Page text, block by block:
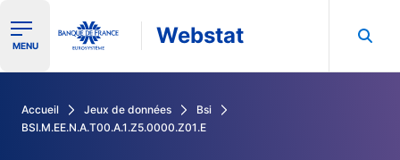
Ouvrir le menu de navigation
MENU Webstat
Accueil Jeux de données
Bsi
BSI.M.EE.N.A.T00.A.1.Z5.0000.Z01.E